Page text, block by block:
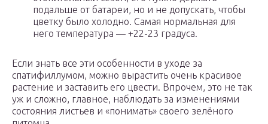
подальше от батареи, но и не допускать, чтобы
цветку было холодно. Самая нормальная для
него температура — +22-23 градуса.
Если знать все эти особенности в уходе за
спатифиллумом, можно вырастить очень красивое
растение и заставить его цвести. Впрочем, это не так
уж и сложно, главное, наблюдать за изменениями
состояния листьев и «понимать» своего зелёного